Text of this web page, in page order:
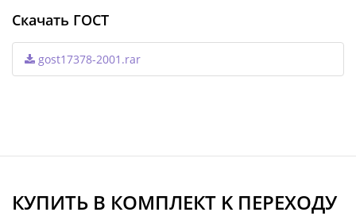
Скачать ГОСТ
gost17378-2001.rar
КУПИТЬ В КОМПЛЕКТ K ПЕРЕХОДУ